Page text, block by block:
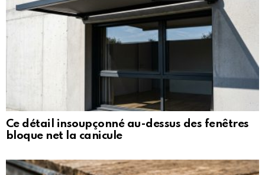
Ce détail insoupçonné au-dessus des fenêtres
bloque net la canicule